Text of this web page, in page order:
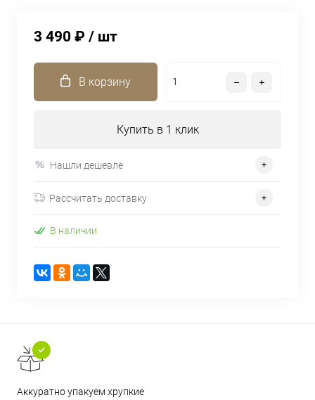
3 490 ₽ / шт
В корзину
Купить в 1 клик
Нашли дешевле
Рассчитать доставку
В наличии
Аккуратно упакуем хрупкие